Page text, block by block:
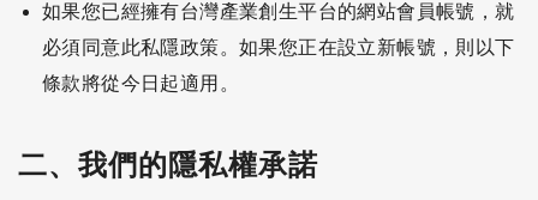
如果您已經擁有台灣產業創生平台的網站會員帳號，就
必須同意此私隱政策。如果您正在設立新帳號，則以下
條款將從今日起適用。
二、我們的隱私權承諾